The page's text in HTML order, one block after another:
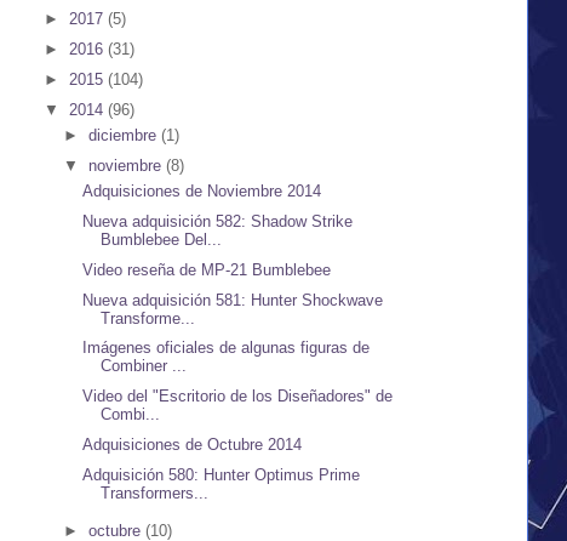
► 2017 (5)
► 2016 (31)
► 2015 (104)
▼ 2014 (96)
► diciembre (1)
▼ noviembre (8)
Adquisiciones de Noviembre 2014
Nueva adquisición 582: Shadow Strike
Bumblebee Del...
Video reseña de MP-21 Bumblebee
Nueva adquisición 581: Hunter Shockwave
Transforme...
Imágenes oficiales de algunas figuras de
Combiner ...
Video del "Escritorio de los Diseñadores" de
Combi...
Adquisiciones de Octubre 2014
Adquisición 580: Hunter Optimus Prime
Transformers...
► octubre (10)